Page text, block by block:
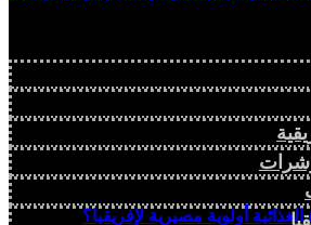
أولوية مصيرية لإفريقيا؟